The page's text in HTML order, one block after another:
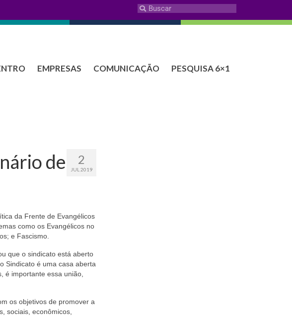
EMPRESAS COMUNICAÇÃO PESQUISA 6×1
2
JUL 2019
de
da Frente de Evangélicos
como os Evangélicos no
e Fascismo.
que o sindicato está aberto
Sindicato é uma casa aberta
é importante essa união,
os objetivos de promover a
sociais, econômicos,